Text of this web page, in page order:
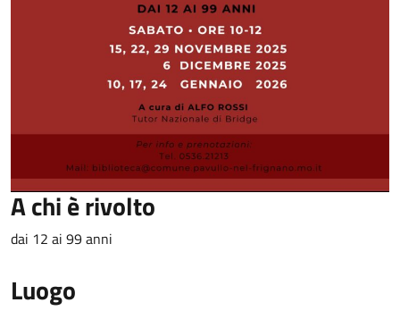
A chi è rivolto
dai 12 ai 99 anni
Luogo